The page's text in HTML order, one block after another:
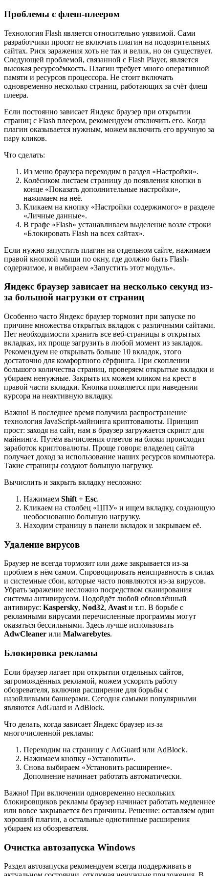
Проблемы с флеш-плеером
Технология Flash является относительно уязвимой. Сами
разработчики просят не включать плагин на подозрительных
сайтах. Риск заражения хоть не так и велик, но он существует.
Следующей проблемой, связанной с Flash Player, является
высокая ресурсоёмкость. Плагин требует много оперативной
памяти и ресурсов процессора. Не стоит включать
одновременно несколько страниц, работающих за счёт флеш
плеера.
Если постоянно зависает Яндекс браузер при открытии
страниц с Flash плеером, рекомендуем отключить его. Когда
плагин оказывается нужным, можем включить его вручную за
пару кликов.
Что сделать:
Из меню браузера переходим в раздел «Настройки».
Колёсиком листаем страницу до появления кнопки в
конце «Показать дополнительные настройки»,
нажимаем на неё.
Кликаем на кнопку «Настройки содержимого» в разделе
«Личные данные».
В графе «Flash» устанавливаем выделение возле строки
«Блокировать Flash на всех сайтах».
Если нужно запустить плагин на отдельном сайте, нажимаем
правой кнопкой мыши по окну, где должно быть Flash-
содержимое, и выбираем «Запустить этот модуль».
Яндекс браузер зависает на несколько секунд из-
за большой нагрузки от страниц
Особенно часто Яндекс браузер тормозит при запуске по
причине множества открытых вкладок с различными сайтами.
Нет необходимости хранить все веб-страницы в открытых
вкладках, их проще загрузить в любой момент из закладок.
Рекомендуем не открывать больше 10 вкладок, этого
достаточно для комфортного сёрфинга. При скоплении
большого количества страниц, проверяем открытые вкладки и
убираем ненужные. Закрыть их можем кликом на крест в
правой части вкладки. Кнопка появляется при наведении
курсора на неактивную вкладку.
Важно! В последнее время получила распространение
технология JavaScript-майнинга криптовалюты. Принцип
прост: заходя на сайт, нам в браузер загружается скрипт для
майнинга. Путём вычисления ответов на блоки происходит
заработок криптовалюты. Проще говоря: владелец сайта
получает доход за использование наших ресурсов компьютера.
Такие страницы создают большую нагрузку.
Вычислить и закрыть вкладку несложно:
Нажимаем Shift + Esc.
Кликаем на столбец «ЦПУ» и ищем вкладку, создающую
необоснованно большую нагрузку.
Находим страницу в панели вкладок и закрываем её.
Удаление вирусов
Браузер не всегда тормозит или даже закрывается из-за
проблем в нём самом. Спровоцировать неисправность в силах
и системные сбои, которые часто появляются из-за вирусов.
Убрать заражение несложно посредством сканирования
системы антивирусом. Подойдёт любой обновлённый
антивирус: Kaspersky, Nod32, Avast и т.п. В борьбе с
рекламными вирусами перечисленные программы могут
оказаться бессильными. Здесь лучше использовать
AdwCleaner или Malwarebytes.
Блокировка рекламы
Если браузер лагает при открытии отдельных сайтов,
загромождённых рекламой, можем ускорить работу
обозревателя, включив расширение для борьбы с
назойливыми баннерами. Сегодня самыми популярными
являются AdGuard и AdBlock.
Что делать, когда зависает Яндекс браузер из-за
многочисленной рекламы:
Переходим на страницу с AdGuard или AdBlock.
Нажимаем кнопку «Установить».
Снова выбираем «Установить расширение».
Дополнение начинает работать автоматически.
Важно! При включении одновременно нескольких
блокировщиков рекламы браузер начинает работать медленнее
или вовсе закрывается без причины. Решение: оставляем один
хороший плагин, а остальные однотипные расширения
убираем из обозревателя.
Очистка автозапуска Windows
Раздел автозапуска рекомендуем всегда поддерживать в